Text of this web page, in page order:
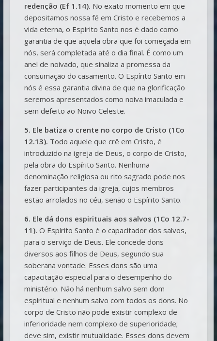
redenção (Ef 1.14). No exato momento em que
depositamos nossa fé em Cristo e recebemos a
vida eterna, o Espírito Santo nos é dado como
garantia de que aquela obra que foi começada em
nós, será completada até o dia final. É como um
anel de noivado, que sinaliza a promessa da
consumação do casamento. O Espírito Santo em
nós é essa garantia divina de que na glorificação
seremos apresentados como noiva imaculada e
sem defeito ao Noivo Celeste.
5. Ele batiza o crente no corpo de Cristo (1Co
12.13). Todo aquele que crê em Cristo, é
introduzido na igreja de Deus, o corpo de Cristo,
pela obra do Espírito Santo. Nenhuma
denominação religiosa ou rito sagrado pode nos
fazer participantes da igreja, cujos membros
estão arrolados no céu, senão o Espírito Santo.
6. Ele dá dons espirituais aos salvos (1Co 12.7-
11). O Espírito Santo é o capacitador dos salvos,
para o serviço de Deus. Ele concede dons
diversos aos filhos de Deus, segundo sua
soberana vontade. Esses dons são uma
capacitação especial para o desempenho do
ministério. Não há nenhum salvo sem dom
espiritual e nenhum salvo com todos os dons. No
corpo de Cristo não pode existir complexo de
inferioridade nem complexo de superioridade;
deve sim, existir mutualidade. Esses dons devem